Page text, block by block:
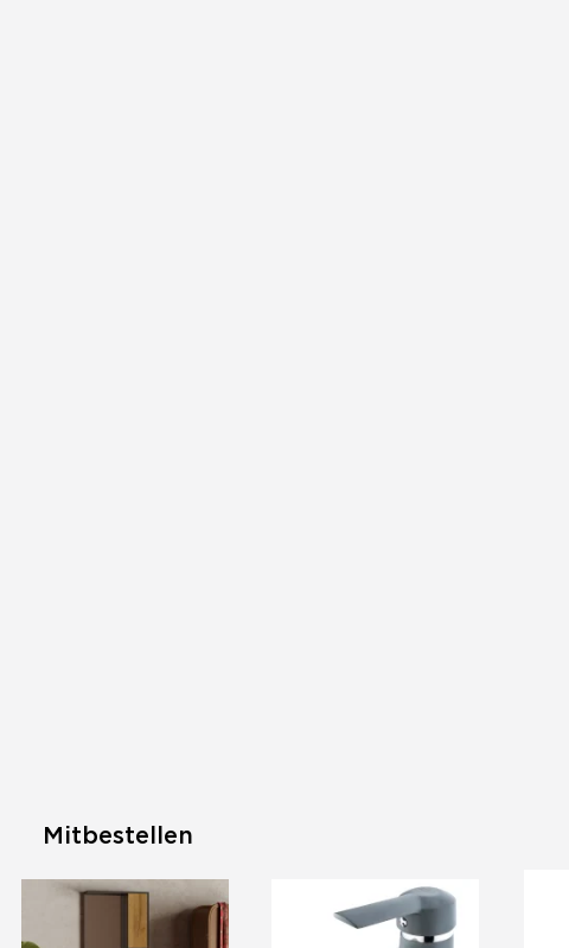
Mitbestellen